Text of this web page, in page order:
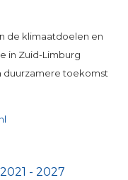
de klimaatdoelen en
in Zuid-Limburg
duurzamere toekomst
- 2027